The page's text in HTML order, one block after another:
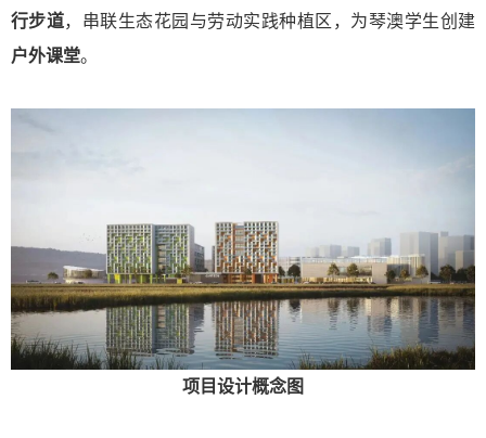
行步道，串联生态花园与劳动实践种植区，为琴澳学生创建
户外课堂。
项目设计概念图